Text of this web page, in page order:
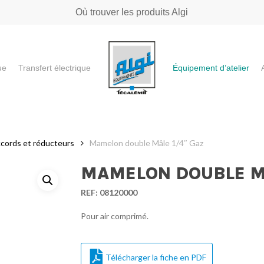
Où trouver les produits Algi
Transfert électrique Équipement d’atelier
et réducteurs Mamelon double Mâle 1/4″ Gaz
MAMELON DOUBLE
REF: 08120000
Pour air comprimé.
Télécharger la fiche en PDF